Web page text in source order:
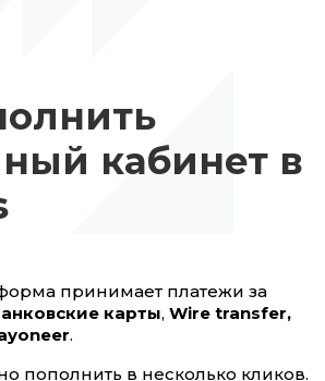
кабинет в
принимает платежи за
карты, Wire transfer,
.
пополнить в несколько кликов.